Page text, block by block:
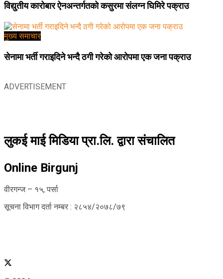
विद्युतीय कारोबार ऐनअन्तर्गतको कसुरमा संलग्न घिमिरे पक्राउ
मुख्य समाचार
सेनामा भर्ती गराइदिने भन्दै ठगी गरेको आरोपमा एक जना पक्राउ
ADVERTISEMENT
लुकई माई मिडिया प्रा.लि. द्वारा संचालित
Online Birgunj
वीरगन्ज – १५, पर्सा
सूचना विभाग दर्ता नम्बर : २८५४/२०७८/७९